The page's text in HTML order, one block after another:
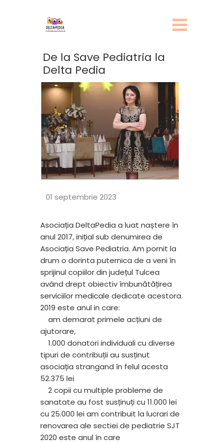
De la Save Pediatria la
Delta Pedia
01 septembrie 2023
Asociația DeltaPedia a luat naștere în
anul 2017, inițial sub denumirea de
Asociația Save Pediatria. Am pornit la
drum o dorinta puternica de a veni în
sprijinul copiilor din județul Tulcea
având drept obiectiv îmbunătățirea
serviciilor medicale dedicate acestora.
2019 este anul in care:
am demarat primele acțiuni de
ajutorare,
1.000 donatori individuali cu diverse
tipuri de contribuții au susținut
asociația strangand în felul acesta
52.375 lei
2 copii cu multiple probleme de
sanatate au fost susținuți cu 11.000 lei
cu 25.000 lei am contribuit la lucrari de
renovarea ale sectiei de pediatrie SJT
2020 este anul în care